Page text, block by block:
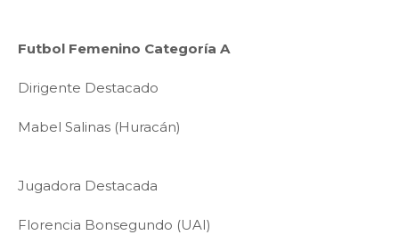
Futbol Femenino Categoría A
Dirigente Destacado
Mabel Salinas (Huracán)
Jugadora Destacada
Florencia Bonsegundo (UAI)